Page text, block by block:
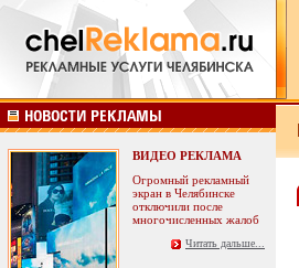
ВИДЕО РЕКЛАМА
Огромный рекламный
экран в Челябинске
отключили после
многочисленных жалоб
Читать дальше...